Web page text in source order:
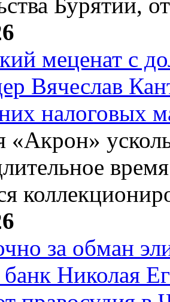
меценат с
Вячеслав
налоговых
за обман
Николая